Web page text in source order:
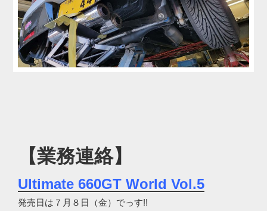
【業務連絡】
Ultimate 660GT World Vol.5
発売日は７月８日（金）でっす!!